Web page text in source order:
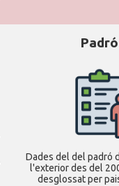
Padró
Dades del del padró
l'exterior des del
desglossat per